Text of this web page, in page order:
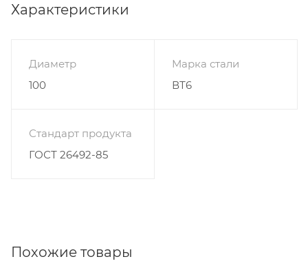
Характеристики
Диаметр
100
Марка стали
ВТ6
Стандарт продукта
ГОСТ 26492-85
Похожие товары